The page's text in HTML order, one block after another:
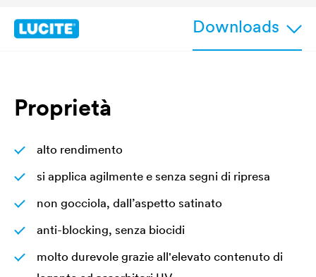
Downloads
Proprietà
alto rendimento
si applica agilmente e senza segni di ripresa
non gocciola, dall’aspetto satinato
anti-blocking, senza biocidi
molto durevole grazie all'elevato contenuto di